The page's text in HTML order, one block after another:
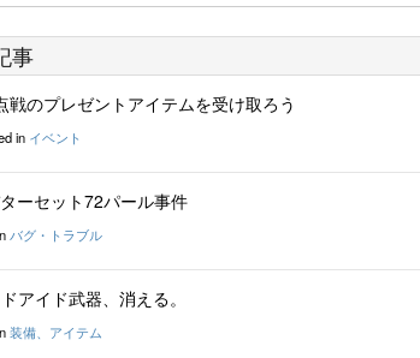
事
戦のプレゼントアイテムを受け取ろう
in イベント
ーセット72パール事件
バグ・トラブル
アイド武器、消える。
装備、アイテム